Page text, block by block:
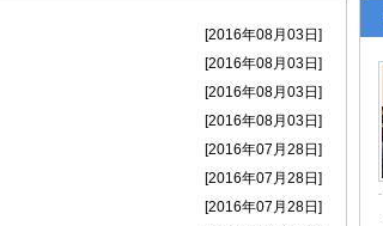
[2016年08月03日]
[2016年08月03日]
[2016年08月03日]
[2016年08月03日]
[2016年07月28日]
[2016年07月28日]
[2016年07月28日]